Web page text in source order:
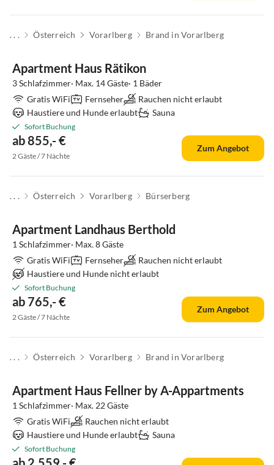
. . . Österreich Vorarlberg Brand in Vorarlberg
Apartment Haus Rätikon
3 Schlafzimmer· Max. 14 Gäste· 1 Bäder
Gratis WiFi
Fernseher
Rauchen nicht erlaubt
Haustiere und Hunde erlaubt
Sauna
Sofort Buchung
ab 855,- €
2 Gäste / 7 Nächte
Zum Angebot
. . . Österreich Vorarlberg Bürserberg
Apartment Landhaus Berthold
1 Schlafzimmer· Max. 8 Gäste
Gratis WiFi
Fernseher
Rauchen nicht erlaubt
Haustiere und Hunde nicht erlaubt
Sofort Buchung
ab 765,- €
2 Gäste / 7 Nächte
Zum Angebot
. . . Österreich Vorarlberg Brand in Vorarlberg
Apartment Haus Fellner by A-Appartments
1 Schlafzimmer· Max. 22 Gäste
Gratis WiFi
Rauchen nicht erlaubt
Haustiere und Hunde erlaubt
Sauna
Sofort Buchung